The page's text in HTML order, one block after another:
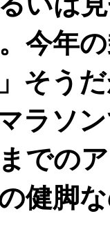
今年
そう
ラソ
での
健脚